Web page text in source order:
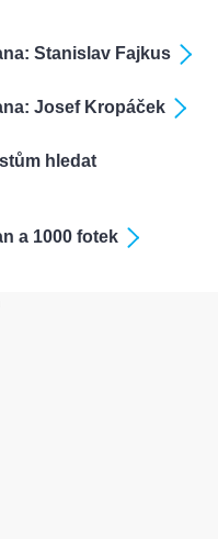
Stanislav Fajkus
Josef Kropáček
hledat
a 1000 fotek